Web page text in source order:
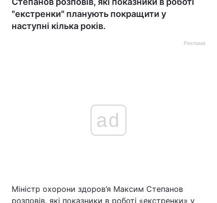
"екстренки" планують покращити у
наступні кілька років.
Реклама
ad
Міністр охорони здоров’я Максим Степанов
розповів, які показники в роботі «екстренки» у